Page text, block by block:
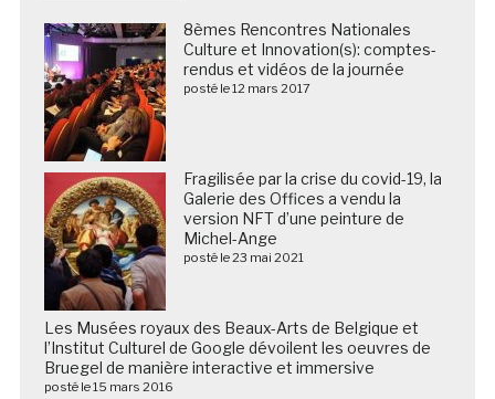
8èmes Rencontres Nationales
Culture et Innovation(s): comptes-
rendus et vidéos de la journée
posté le 12 mars 2017
Fragilisée par la crise du covid-19, la
Galerie des Offices a vendu la
version NFT d’une peinture de
Michel-Ange
posté le 23 mai 2021
Les Musées royaux des Beaux-Arts de Belgique et
l’Institut Culturel de Google dévoilent les oeuvres de
Bruegel de manière interactive et immersive
posté le 15 mars 2016